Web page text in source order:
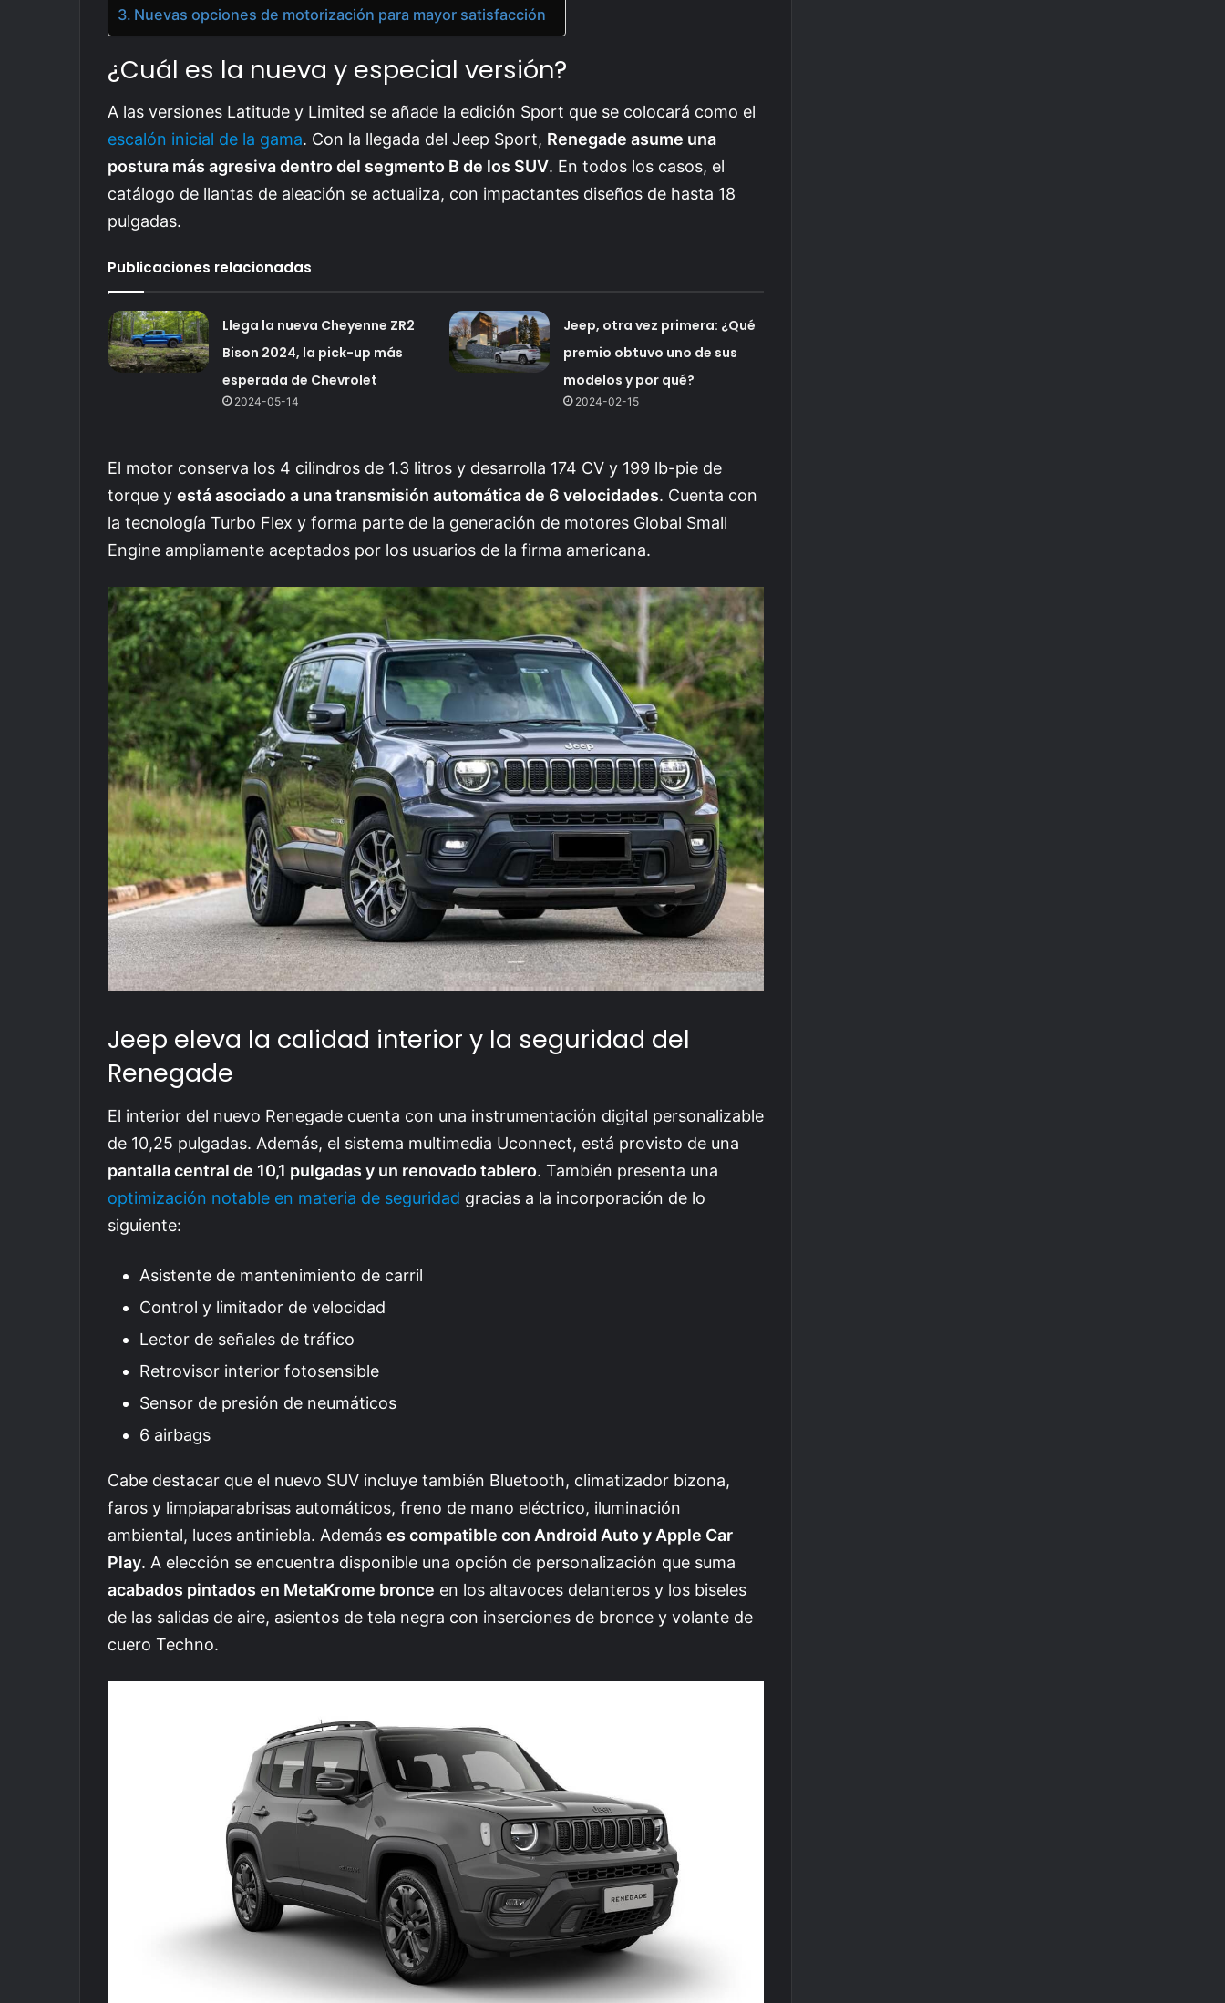
Nuevas opciones de motorización para mayor satisfacción
¿Cuál es la nueva y especial versión?
A las versiones Latitude y Limited se añade la edición Sport que se colocará como el
escalón inicial de la gama. Con la llegada del Jeep Sport, Renegade asume una
postura más agresiva dentro del segmento B de los SUV. En todos los casos, el
catálogo de llantas de aleación se actualiza, con impactantes diseños de hasta 18
pulgadas.
Publicaciones relacionadas
Llega la nueva Cheyenne ZR2
Bison 2024, la pick-up más
esperada de Chevrolet
2024-05-14
Jeep, otra vez primera: ¿Qué
premio obtuvo uno de sus
modelos y por qué?
2024-02-15
El motor conserva los 4 cilindros de 1.3 litros y desarrolla 174 CV y 199 lb-pie de
torque y está asociado a una transmisión automática de 6 velocidades. Cuenta con
la tecnología Turbo Flex y forma parte de la generación de motores Global Small
Engine ampliamente aceptados por los usuarios de la firma americana.
Jeep eleva la calidad interior y la seguridad del
Renegade
El interior del nuevo Renegade cuenta con una instrumentación digital personalizable
de 10,25 pulgadas. Además, el sistema multimedia Uconnect, está provisto de una
pantalla central de 10,1 pulgadas y un renovado tablero. También presenta una
optimización notable en materia de seguridad gracias a la incorporación de lo
siguiente:
Asistente de mantenimiento de carril
Control y limitador de velocidad
Lector de señales de tráfico
Retrovisor interior fotosensible
Sensor de presión de neumáticos
6 airbags
Cabe destacar que el nuevo SUV incluye también Bluetooth, climatizador bizona,
faros y limpiaparabrisas automáticos, freno de mano eléctrico, iluminación
ambiental, luces antiniebla. Además es compatible con Android Auto y Apple Car
Play. A elección se encuentra disponible una opción de personalización que suma
acabados pintados en MetaKrome bronce en los altavoces delanteros y los biseles
de las salidas de aire, asientos de tela negra con inserciones de bronce y volante de
cuero Techno.